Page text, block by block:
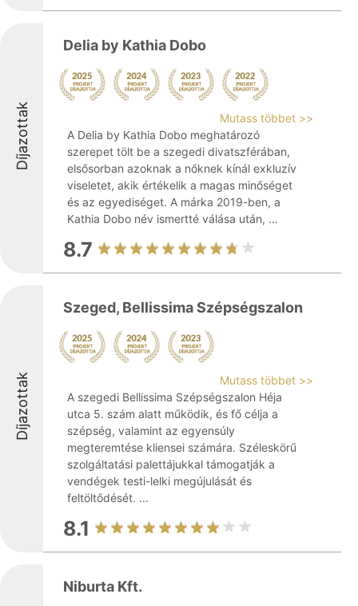
Díjazottak
Delia by Kathia Dobo
Mutass többet >>
A Delia by Kathia Dobo meghatározó
szerepet tölt be a szegedi divatszférában,
elsősorban azoknak a nőknek kínál exkluzív
viseletet, akik értékelik a magas minőséget
és az egyediséget. A márka 2019-ben, a
Kathia Dobo név ismertté válása után, ...
8.7
Díjazottak
Szeged, Bellissima Szépségszalon
Mutass többet >>
A szegedi Bellissima Szépségszalon Héja
utca 5. szám alatt működik, és fő célja a
szépség, valamint az egyensúly
megteremtése kliensei számára. Széleskörű
szolgáltatási palettájukkal támogatják a
vendégek testi-lelki megújulását és
feltöltődését. ...
8.1
Niburta Kft.